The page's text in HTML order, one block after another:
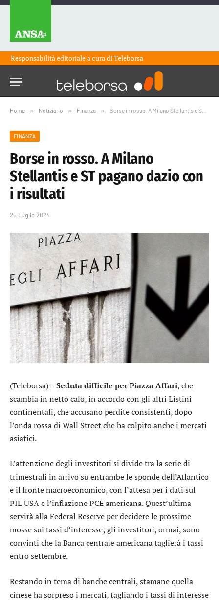
Responsabilità editoriale a cura diTeleborsa
Home » Notiziario » Finanza » Borse in rosso. A Milano Stellantis e ST pagano dazio con i risultati
FINANZA
Borse in rosso. A Milano
Stellantis e ST pagano dazio con
i risultati
25 Luglio 2024
(Teleborsa) –Seduta difficile per Piazza Affari, che
scambia in netto calo, in accordo con gli altri Listini
continentali, che accusano perdite consistenti, dopo
l’onda rossa di Wall Street che ha colpito anche i mercati
asiatici.
L’attenzione degli investitori si divide tra la serie di
trimestrali in arrivo su entrambe le sponde dell’Atlantico
e il fronte macroeconomico, con l’attesa per i dati sul
PIL USA e l’inflazione PCE americana. Quest’ultima
servirà alla Federal Reserve per decidere le prossime
mosse sui tassi d’interesse; gli investitori, ormai, sono
convinti che la Banca centrale americana taglierà i tassi
entro settembre.
Restando in tema di banche centrali, stamane quella
cinese ha sorpreso i mercati, tagliando i tassi di interesse